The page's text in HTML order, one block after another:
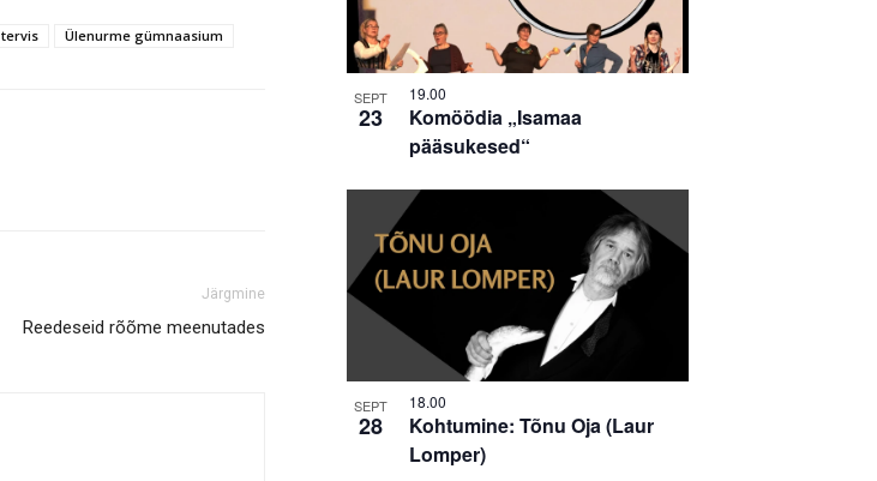
tervis Ülenurme gümnaasium
Järgmine
Reedeseid rõõme meenutades
SEPT
23
Komöödia „Isamaa
pääsukesed“
19.00
SEPT
28
Kohtumine: Tõnu Oja (Laur
Lomper)
18.00